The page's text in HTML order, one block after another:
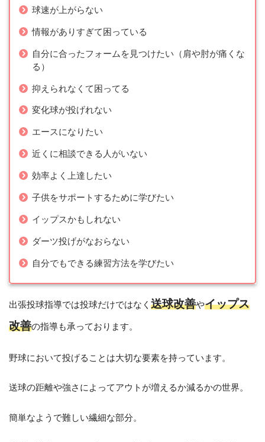
球速が上がらない
情報がありすぎて困っている
自分に合ったフォームを見つけたい（肩や肘が痛くな
る）
抑えられなくて困ってる
変化球が投げれない
エースになりたい
近くに相談できる人がいない
効率よく上達したい
子供をサポートするために学びたい
イップスかもしれない
ダーツ投げがなおらない
自分でもできる練習方法を学びたい
出張投球指導では投球だけではなく 送球改善やイップス
改善の指導も承っております。
野球において投げることは大切な要素を持っています。
送球の距離や強さによってアウトが増えるか減るかの世界。
簡単なようで難しい繊細な部分。